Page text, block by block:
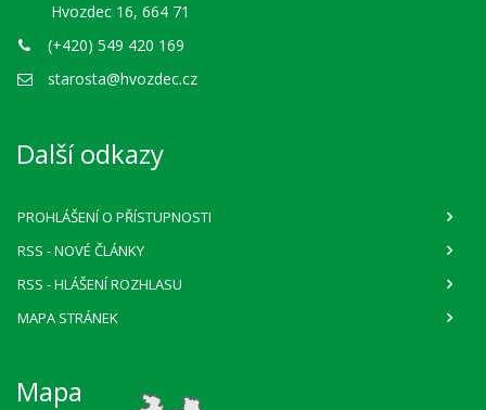
Hvozdec 16, 664 71
(+420) 549 420 169
starosta@hvozdec.cz
Další odkazy
PROHLÁŠENÍ O PŘÍSTUPNOSTI
RSS - NOVÉ ČLÁNKY
RSS - HLÁŠENÍ ROZHLASU
MAPA STRÁNEK
Mapa